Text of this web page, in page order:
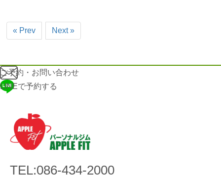
« Prev Next »
ご予約・お問い合わせ
LINEで予約する
TEL:086-434-2000